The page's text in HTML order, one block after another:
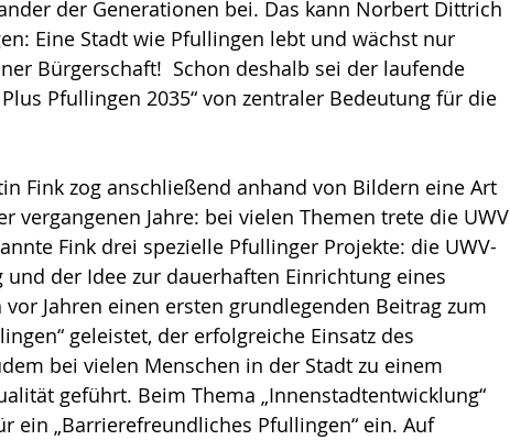
der Generationen bei. Das kann Norbert Dittrich
Eine Stadt wie Pfullingen lebt und wächst nur
Bürgerschaft!  Schon deshalb sei der laufende
Pfullingen 2035“ von zentraler Bedeutung für die
Fink zog anschließend anhand von Bildern eine Art
vergangenen Jahre: bei vielen Themen trete die UWV
Fink drei spezielle Pfullinger Projekte: die UWV-
der Idee zur dauerhaften Einrichtung eines
vor Jahren einen ersten grundlegenden Beitrag zum
geleistet, der erfolgreiche Einsatz des
bei vielen Menschen in der Stadt zu einem
geführt. Beim Thema „Innenstadtentwicklung“
ein „Barrierefreundliches Pfullingen“ ein. Auf